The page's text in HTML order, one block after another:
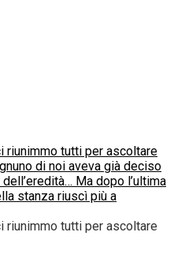
riunimmo tutti per ascoltare
di noi aveva già deciso
Ma dopo l’ultima
stanza riuscì più a
riunimmo tutti per ascoltare